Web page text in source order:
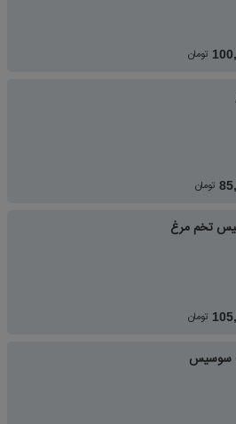
تومان
تومان
تخم مرغ
تومان
سوسیس